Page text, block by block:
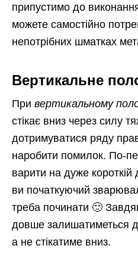
припустимо до
можете самостійно
непотрібних шматках
Вертикальне
При вертикальному
стікає вниз через силу
дотримуватися ряду
наробити помилок. По-
варити на дуже
ви початкуючий
треба починати 🙂
довше залишатиметься
а не стікатиме вниз.